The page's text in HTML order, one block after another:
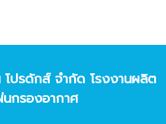
โปรดักส์ จํากัด โรงงานผลิต
กรองอากาศ